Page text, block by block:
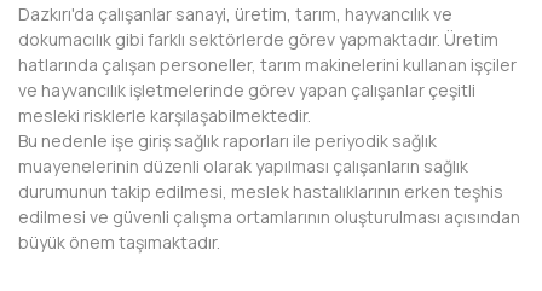
KONYA
KÜTAHYA
MALATYA
MANİSA
MARDİN
Dazkırı'da çalışanlar sanayi, üretim, tarım, hayvancılık ve
dokumacılık gibi farklı sektörlerde görev yapmaktadır. Üretim
hatlarında çalışan personeller, tarım makinelerini kullanan işçiler
ve hayvancılık işletmelerinde görev yapan çalışanlar çeşitli
mesleki risklerle karşılaşabilmektedir.
Bu nedenle işe giriş sağlık raporları ile periyodik sağlık
muayenelerinin düzenli olarak yapılması çalışanların sağlık
durumunun takip edilmesi, meslek hastalıklarının erken teşhis
edilmesi ve güvenli çalışma ortamlarının oluşturulması açısından
büyük önem taşımaktadır.